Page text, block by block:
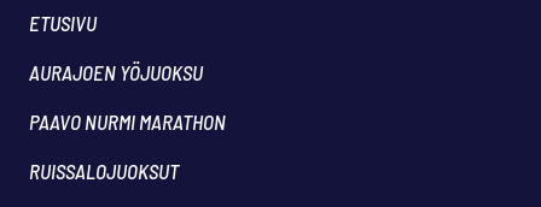
ETUSIVU
AURAJOEN YÖJUOKSU
PAAVO NURMI MARATHON
RUISSALOJUOKSUT